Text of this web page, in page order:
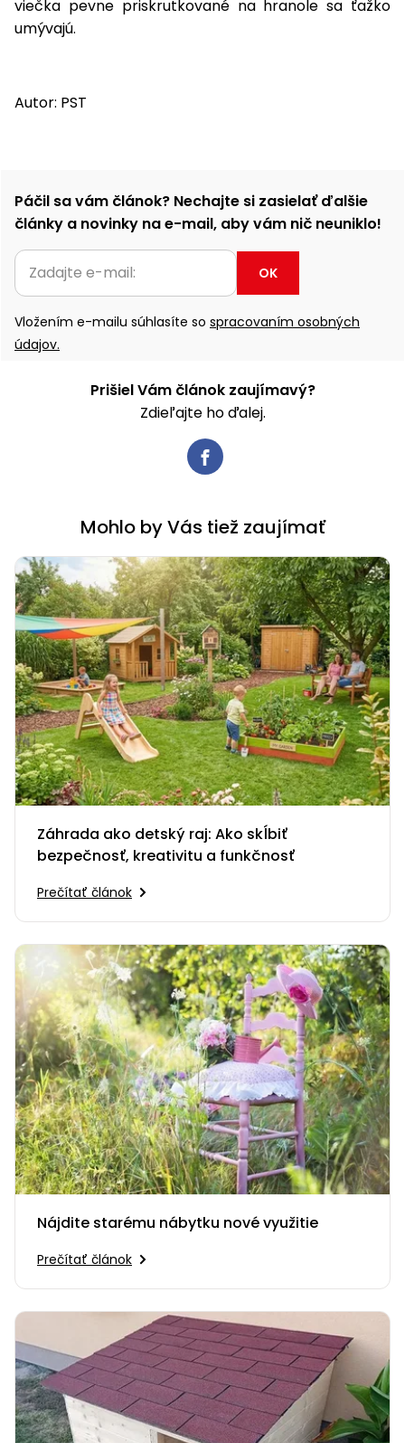
viečka pevne priskrutkované na hranole sa ťažko
umývajú.
Autor: PST
Páčil sa vám článok? Nechajte si zasielať ďalšie
články a novinky na e-mail, aby vám nič neuniklo!
OK
Vložením e-mailu súhlasíte so spracovaním osobných
údajov.
Prišiel Vám článok zaujímavý?
Zdieľajte ho ďalej.
Mohlo by Vás tiež zaujímať
Záhrada ako detský raj: Ako skĺbiť
bezpečnosť, kreativitu a funkčnosť
Prečítať článok
Nájdite starému nábytku nové využitie
Prečítať článok